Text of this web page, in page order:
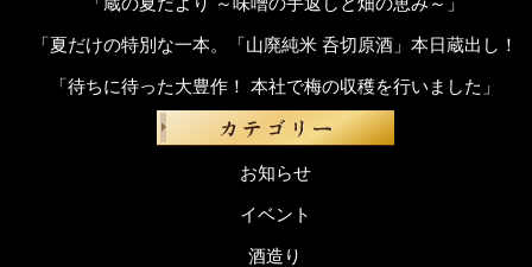
「夏だけの特別な一本。「山廃純米 呑切原酒」本日蔵出し！
「待ちに待った大豊作！ 本社で梅の収穫を行いました」
お知らせ
イベント
酒造り